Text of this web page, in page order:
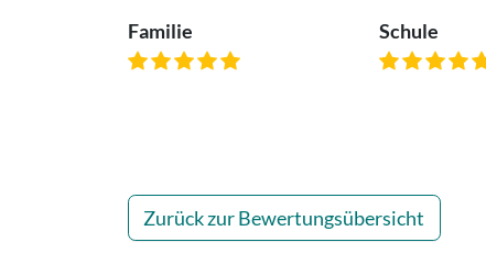
Familie Schule
Zurück zur Bewertungsübersicht